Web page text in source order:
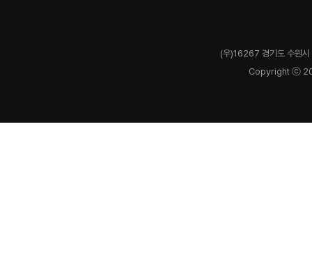
(우)16267 경기도 수원
Copyright ⓒ